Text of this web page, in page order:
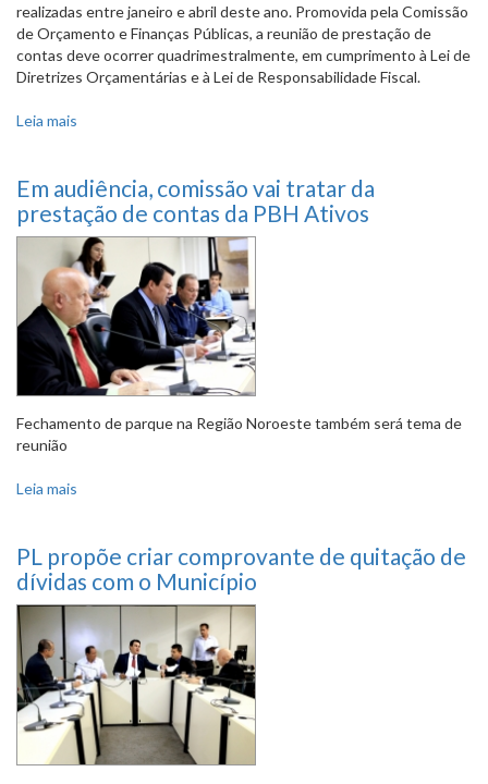
realizadas entre janeiro e abril deste ano. Promovida pela Comissão
de Orçamento e Finanças Públicas, a reunião de prestação de
contas deve ocorrer quadrimestralmente, em cumprimento à Lei de
Diretrizes Orçamentárias e à Lei de Responsabilidade Fiscal.
Leia mais
Em audiência, comissão vai tratar da
prestação de contas da PBH Ativos
Fechamento de parque na Região Noroeste também será tema de
reunião
Leia mais
PL propõe criar comprovante de quitação de
dívidas com o Município